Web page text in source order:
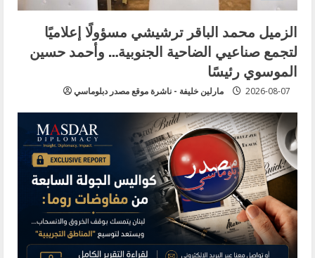
الزميل محمد الباقر ترشيشي مسؤولًا إعلاميًا
لتجمع صناعيي الضاحية الجنوبية… وأحمد حسين
الموسوي رئيسًا
مارلين خليفة - ناشرة موقع مصدر دبلوماسي 2026-08-07